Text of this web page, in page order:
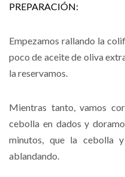
PREPARACIÓN:
Empezamos rallando la
poco de aceite de oliva
la reservamos.
Mientras tanto, vamos
cebolla en dados y
minutos, que la cebolla
ablandando.